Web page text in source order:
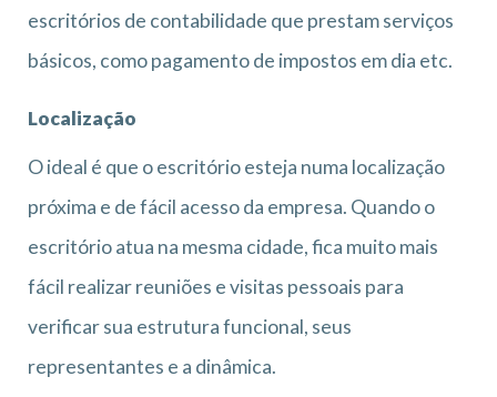
escritórios de contabilidade que prestam serviços
básicos, como pagamento de impostos em dia etc.
Localização
O ideal é que o escritório esteja numa localização
próxima e de fácil acesso da empresa. Quando o
escritório atua na mesma cidade, fica muito mais
fácil realizar reuniões e visitas pessoais para
verificar sua estrutura funcional, seus
representantes e a dinâmica.